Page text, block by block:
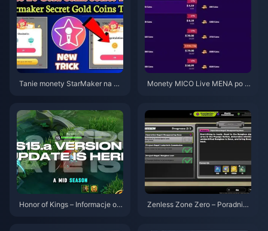
Tanie monety StarMaker na pr
Monety MICO Live MENA po w
Honor of Kings – Informacje o a
Zenless Zone Zero – Poradnik